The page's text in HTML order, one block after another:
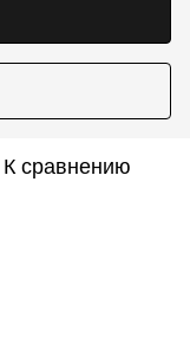
К сравнению